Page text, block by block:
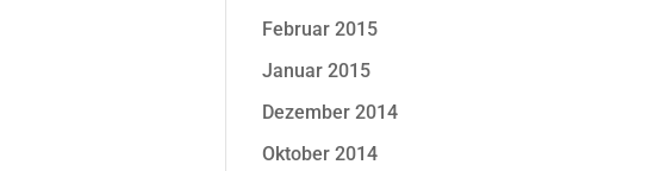
Februar 2015
Januar 2015
Dezember 2014
Oktober 2014